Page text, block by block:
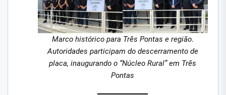
Marco histórico para Três Pontas e região.
Autoridades participam do descerramento de
placa, inaugurando o “Núcleo Rural” em Três
Pontas